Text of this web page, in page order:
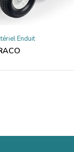
Enduit